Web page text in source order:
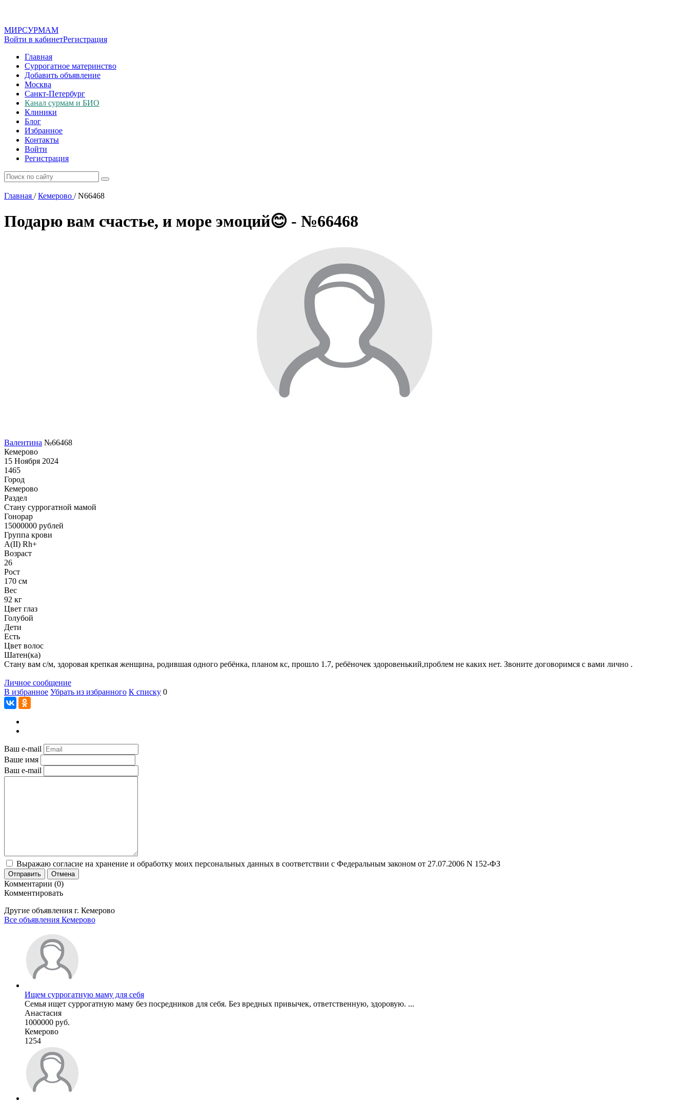
МИРСУРМАМ
Войти в кабинетРегистрация
Главная
Суррогатное материнство
Добавить объявление
Москва
Санкт-Петербург
Канал сурмам и БИО
Клиники
Блог
Избранное
Контакты
Войти
Регистрация
Главная / Кемерово /N66468
Подарю вам счастье, и море эмоций😊 - №66468
Валентина №66468
Кемерово
15 Ноября 2024
1465
Город
Кемерово
Раздел
Cтану суррогатной мамой
Гонoрар
15000000 рублей
Группа крови
A(II) Rh+
Возраст
26
Рост
170 см
Вес
92 кг
Цвет глаз
Голубой
Дети
Есть
Цвет волос
Шатен(ка)
Стану вам с/м, здоровая крепкая женщина, родившая одного ребёнка, планом кс, прошло 1.7, ребёночек здоровенький,проблем не каких нет. Звоните договоримся с вами лично .
Личное сообщение
В избранное Убрать из избранного К списку 0
Ваш e-mail
Ваше имя
Ваш e-mail
Выражаю согласие на хранение и обработку моих персональных данных в соответствии с Федеральным законом от 27.07.2006 N 152-ФЗ
Отправить Отмена
Комментарии (0)
Комментировать
Другие объявления г. Кемерово
Все объявления Кемерово
Ищем суррогатную маму для себя
Семья ищет суррогатную маму без посредников для себя. Без вредных привычек, ответственную, здоровую. ...
Анастасия
1000000 руб.
Кемерово
1254